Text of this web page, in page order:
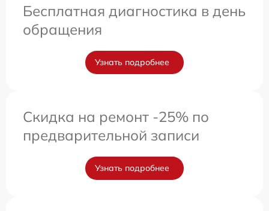
Бесплатная диагностика в день
обращения
Узнать подробнее
Скидка на ремонт -25% по
предварительной записи
Узнать подробнее